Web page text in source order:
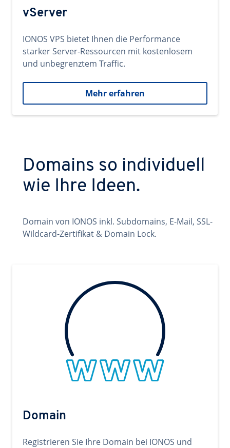
vServer
IONOS VPS bietet Ihnen die Performance
starker Server-Ressourcen mit kostenlosem
und unbegrenztem Traffic.
Mehr erfahren
Domains so individuell
wie Ihre Ideen.
Domain von IONOS inkl. Subdomains, E-Mail, SSL-
Wildcard-Zertifikat & Domain Lock.
Domain
Registrieren Sie Ihre Domain bei IONOS und